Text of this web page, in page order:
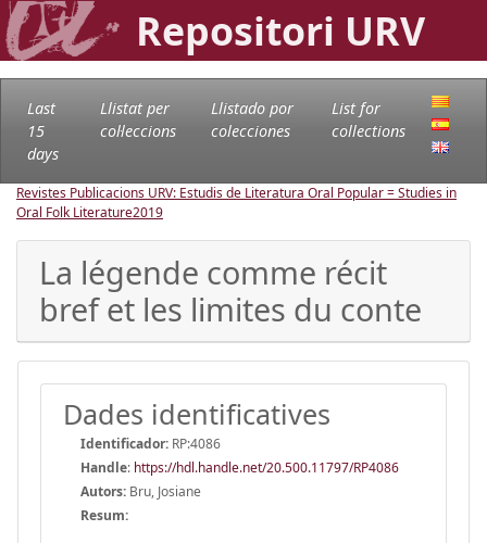
Repositori URV
Last
15
days
Llistat per
col·leccions
Llistado por
colecciones
List for
collections
Revistes Publicacions URV: Estudis de Literatura Oral Popular = Studies in
Oral Folk Literature2019
La légende comme récit
bref et les limites du conte
Dades identificatives
Identificador: RP:4086
Handle: https://hdl.handle.net/20.500.11797/RP4086
Autors: Bru, Josiane
Resum: